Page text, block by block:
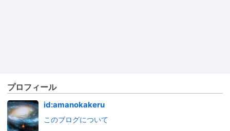
プロフィール
id:amanokakeru
このブログについて